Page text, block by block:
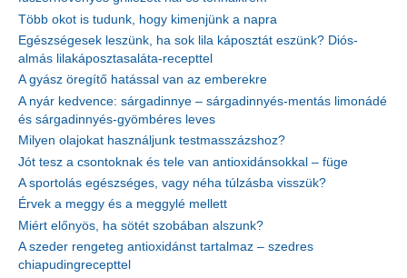
Több okot is tudunk, hogy kimenjünk a napra
Egészségesek leszünk, ha sok lila káposztát eszünk? Diós-
almás lilakáposztasaláta-recepttel
A gyász öregítő hatással van az emberekre
A nyár kedvence: sárgadinnye – sárgadinnyés-mentás limonádé
és sárgadinnyés-gyömbéres leves
Milyen olajokat használjunk testmasszázshoz?
Jót tesz a csontoknak és tele van antioxidánsokkal – füge
A sportolás egészséges, vagy néha túlzásba visszük?
Érvek a meggy és a meggylé mellett
Miért előnyös, ha sötét szobában alszunk?
A szeder rengeteg antioxidánst tartalmaz – szedres
chiapudingrecepttel